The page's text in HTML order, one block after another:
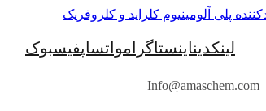
لینکدیناینستاگرامواتساپفیسبوک
Info@amaschem.com